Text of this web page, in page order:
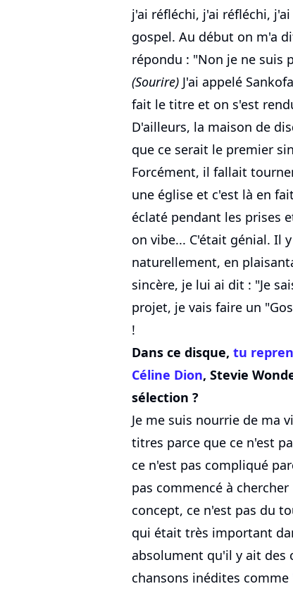
j'ai réfléchi, j'ai réfléchi,
gospel. Au début on m'a
répondu : "Non je ne suis
(Sourire) J'ai appelé
fait le titre et on s'est
D'ailleurs, la maison de
que ce serait le premier
Forcément, il fallait
une église et c'est là en
éclaté pendant les prises
on vibe... C'était génial. Il
naturellement, en
sincère, je lui ai dit : "Je
projet, je vais faire un
!
Dans ce disque, tu
Céline Dion, Stevie
sélection ?
Je me suis nourrie de ma
titres parce que ce n'est
ce n'est pas compliqué
pas commencé à
concept, ce n'est pas du
qui était très important
absolument qu'il y ait des
chansons inédites comme